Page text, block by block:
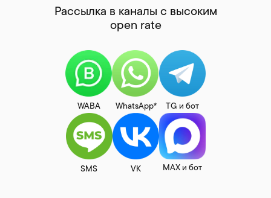
Рассылка в каналы с высоким
open rate
WABA WhatsApp* TG и бот
SMS VK MAX и бот